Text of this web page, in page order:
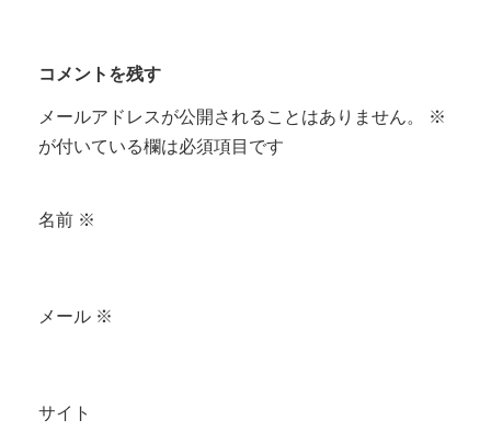
コメントを残す
メールアドレスが公開されることはありません。
※
が付いている欄は必須項目です
名前 ※
メール ※
サイト